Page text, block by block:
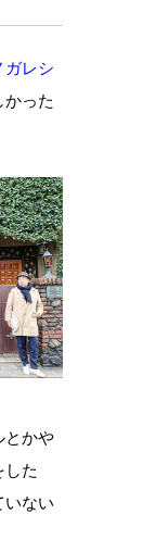
ガレシ
った
とかや
た
いない